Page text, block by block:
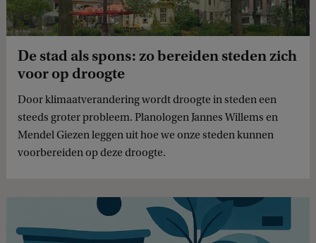
De stad als spons: zo bereiden steden zich
voor op droogte
Door klimaatverandering wordt droogte in steden een
steeds groter probleem. Planologen Jannes Willems en
Mendel Giezen leggen uit hoe we onze steden kunnen
voorbereiden op deze droogte.